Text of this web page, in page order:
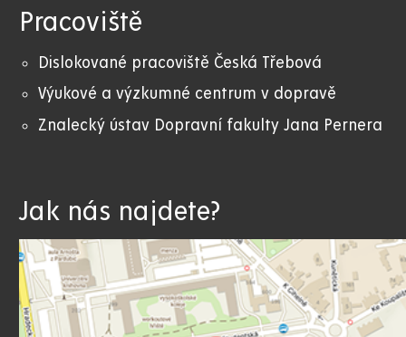
Pracoviště
Dislokované pracoviště Česká Třebová
Výukové a výzkumné centrum v dopravě
Znalecký ústav Dopravní fakulty Jana Pernera
Jak nás najdete?